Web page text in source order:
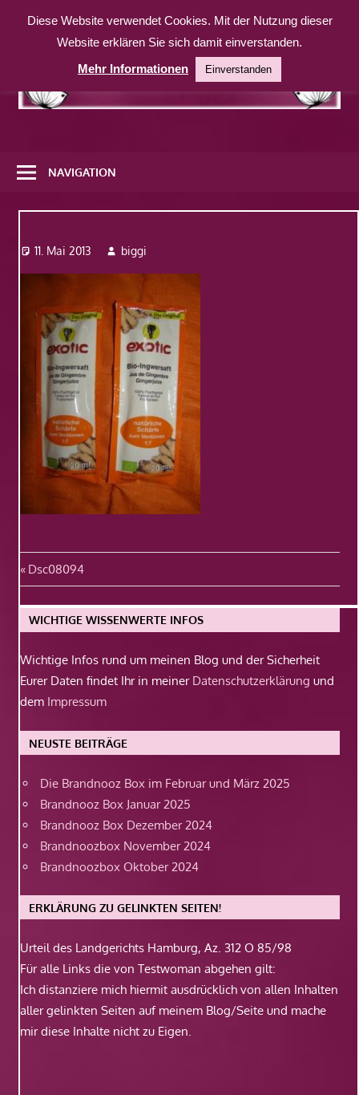
Inhalt
weitere
Website
NAVIGATION
11. Mai 2013 biggi
Beitragsnavigation
Vorheriger
Beitrag:
Dsc08094
WICHTIGE WISSENWERTE INFOS
Wichtige Infos rund um meinen Blog und der Sicherheit
Eurer Daten findet Ihr in meiner Datenschutzerklärung und
dem Impressum
NEUSTE BEITRÄGE
Die Brandnooz Box im Februar und März 2025
Brandnooz Box Januar 2025
Brandnooz Box Dezember 2024
Brandnoozbox November 2024
Brandnoozbox Oktober 2024
ERKLÄRUNG ZU GELINKTEN SEITEN!
Urteil des Landgerichts Hamburg, Az. 312 O 85/98
Für alle Links die von Testwoman abgehen gilt:
Ich distanziere mich hiermit ausdrücklich von allen Inhalten
aller gelinkten Seiten auf meinem Blog/Seite und mache
mir diese Inhalte nicht zu Eigen.
Diese Website verwendet Cookies. Mit der Nutzung dieser
Website erklären Sie sich damit einverstanden.
Mehr Informationen
Einverstanden